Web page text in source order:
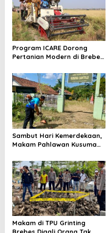
Program ICARE Dorong
Pertanian Modern di Brebes,
Tembus 10,2 Ton per Hektare
Sambut Hari Kemerdekaan,
Makam Pahlawan Kusuma
Dibersihkan
Makam di TPU Grinting